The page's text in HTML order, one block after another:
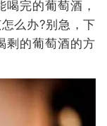
完的葡萄酒，
么办?别急，下
剩的葡萄酒的方